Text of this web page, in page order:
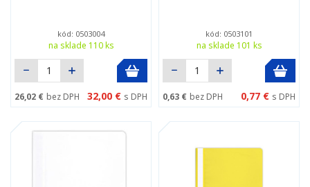
kód: 0503004
na sklade 110 ks
26,02 € bez DPH 32,00 € s DPH
kód: 0503101
na sklade 101 ks
0,63 € bez DPH 0,77 € s DPH